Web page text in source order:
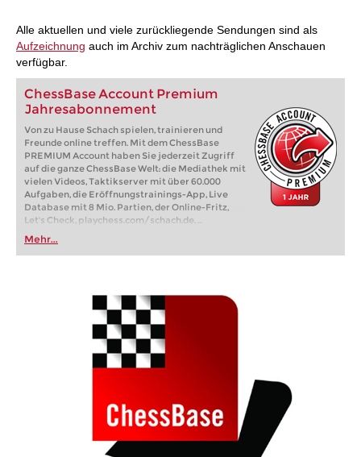
Alle aktuellen und viele zurückliegende Sendungen sind als
Aufzeichnung auch im Archiv zum nachträglichen Anschauen
verfügbar.
ChessBase Account Premium
Jahresabonnement
Von zu Hause Schach spielen, trainieren und
Freunde online treffen. Mit dem ChessBase
PREMIUM Account haben Sie jederzeit Zugriff
auf die ganze ChessBase Welt: die Mediathek mit
vielen Videos, Taktikserver mit über 60.000
Aufgaben, die Eröffnungstrainings-App, Live
Database mit 8 Mio. Partien, der Online-Fritz,
Let's Check, playchess.com/schach.de, ...
Mehr...